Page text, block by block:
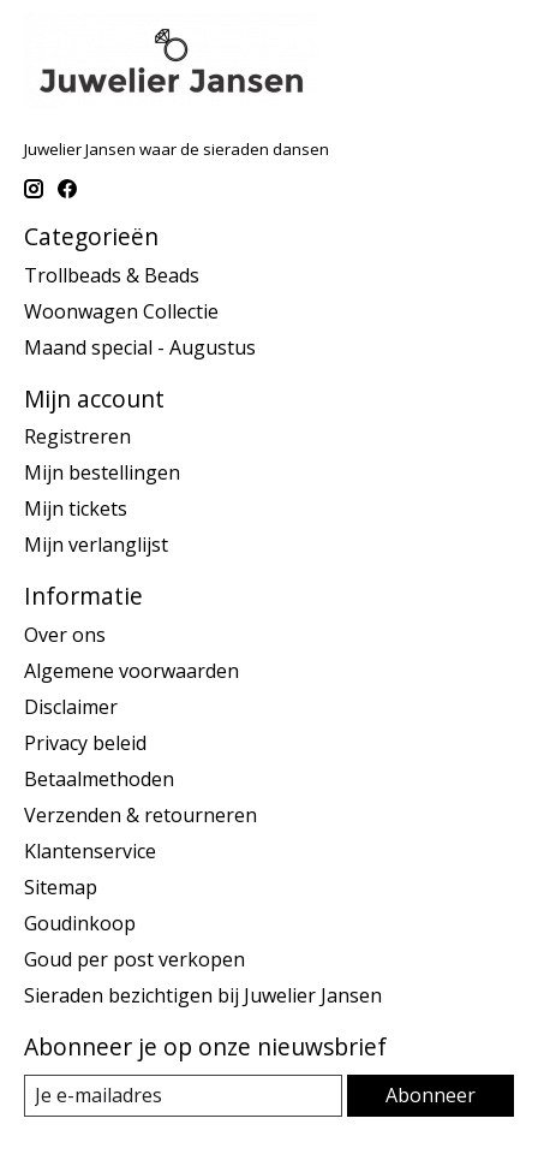
Juwelier Jansen waar de sieraden dansen
Categorieën
Trollbeads & Beads
Woonwagen Collectie
Maand special - Augustus
Mijn account
Registreren
Mijn bestellingen
Mijn tickets
Mijn verlanglijst
Informatie
Over ons
Algemene voorwaarden
Disclaimer
Privacy beleid
Betaalmethoden
Verzenden & retourneren
Klantenservice
Sitemap
Goudinkoop
Goud per post verkopen
Sieraden bezichtigen bij Juwelier Jansen
Abonneer je op onze nieuwsbrief
Abonneer